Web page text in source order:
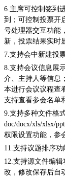
6. 主席可控制签到
到；可控制投票开
号处理器交互功能
新，投票结果实时
7. 支持会中新建投
8. 支持会议信息展
介、主持人等信息
本进行会议议程查
支持查看参会名单
9. 支持多种文件格
doc/docx/xls/xlsx/
权限设置功能，参
11. 支持议题排序功
12. 支持源文件编
改，修改保存后自